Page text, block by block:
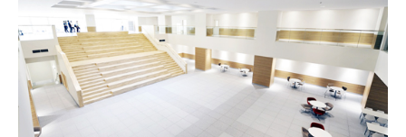
INFORMATION
総合案内
ニュース・トピック
お問い合わせ